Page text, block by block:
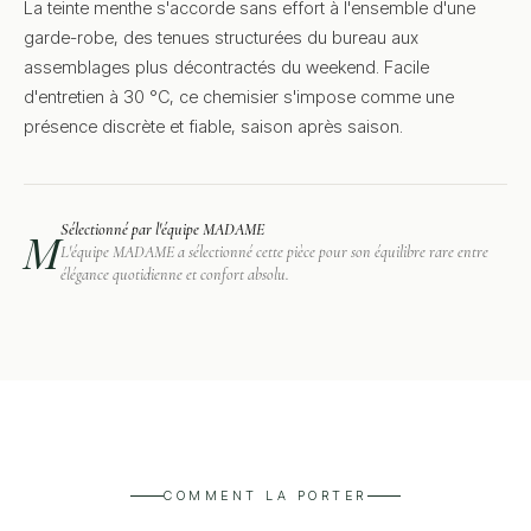
La teinte menthe s'accorde sans effort à l'ensemble d'une
garde-robe, des tenues structurées du bureau aux
assemblages plus décontractés du weekend. Facile
d'entretien à 30 °C, ce chemisier s'impose comme une
présence discrète et fiable, saison après saison.
MSélectionné par l'équipe MADAME
L'équipe MADAME a sélectionné cette pièce pour son équilibre rare entre
élégance quotidienne et confort absolu.
COMMENT LA PORTER